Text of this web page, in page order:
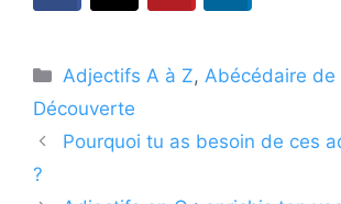
Catégories
Adjectifs A à Z, Abécédaire de
Découverte
Pourquoi tu as besoin de ces
?